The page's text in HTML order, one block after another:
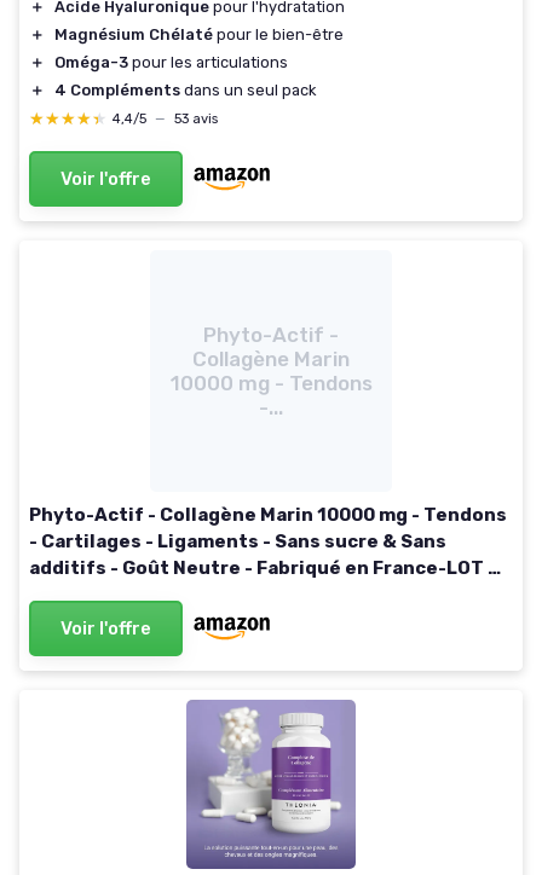
＋ Acide Hyaluronique pour l'hydratation
＋
Magnésium Chélaté pour le bien-être
＋
Oméga-3 pour les articulations
＋
4 Compléments dans un seul pack
★★★★★
★★★★★ 4,4/5 — 53 avis
Voir l'offre
Phyto-Actif -
Collagène Marin
10000 mg - Tendons
-...
Phyto-Actif - Collagène Marin 10000 mg - Tendons
- Cartilages - Ligaments - Sans sucre & Sans
additifs - Goût Neutre - Fabriqué en France-LOT DE
Voir l'offre